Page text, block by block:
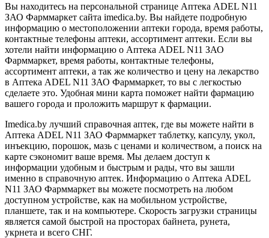
Вы находитесь на персональной странице Аптека ADEL N11
ЗАО Фарммаркет сайта imedica.by. Вы найдете подробную
информацию о местоположении аптеки города, время работы,
контактные телефоны аптеки, ассортимент аптеки. Если вы
хотели найти информацию о Аптека ADEL N11 ЗАО
Фарммаркет, время работы, контактные телефоны,
ассортимент аптеки, а так же количество и цену на лекарство
в Аптека ADEL N11 ЗАО Фарммаркет, то вы с легкостью
сделаете это. Удобная мини карта поможет найти фармацию
вашего города и проложить маршрут к фармации.
Imedica.by лучший справочная аптек, где вы можете найти в
Аптека ADEL N11 ЗАО Фарммаркет таблетку, капсулу, укол,
инъекцию, порошок, мазь с ценами и количеством, а поиск на
карте сэкономит ваше время. Мы делаем доступ к
информации удобным и быстрым и рады, что вы зашли
именно в справочную аптек. Информацию о Аптека ADEL
N11 ЗАО Фарммаркет вы можете посмотреть на любом
доступном устройстве, как на мобильном устройстве,
планшете, так и на компьютере. Скорость загрузки страницы
является самой быстрой на просторах байнета, рунета,
укрнета и всего СНГ.